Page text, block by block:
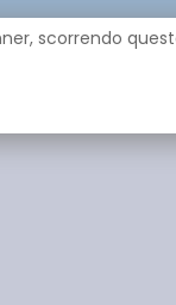
scorrendo